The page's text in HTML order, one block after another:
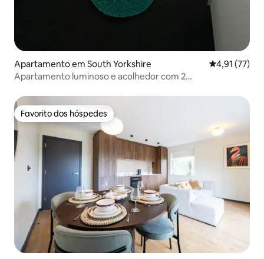
Apartamento em South Yorkshire Classificação
4,91 (77)
Apartamento luminoso e acolhedor com 2
Favorito dos hóspedes
Favorito dos hóspedes